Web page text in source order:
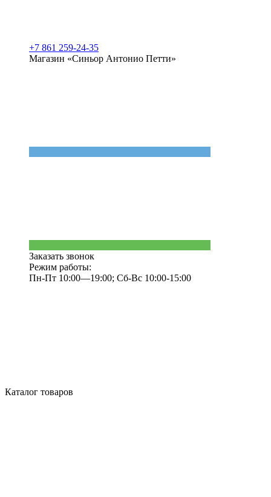
+7 861 259-24-35
Магазин «Синьор Антонио Петти»
Заказать звонок
Режим работы:
Пн-Пт 10:00—19:00; Сб-Вс 10:00-15:00
Каталог товаров